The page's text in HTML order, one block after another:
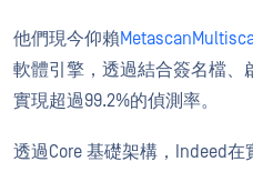
他們現今仰賴
軟體引擎，透過結合簽名檔、
實現超過99.2%的偵測率。
透過Core 基礎架構，Indeed